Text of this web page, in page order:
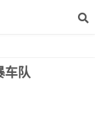
车队